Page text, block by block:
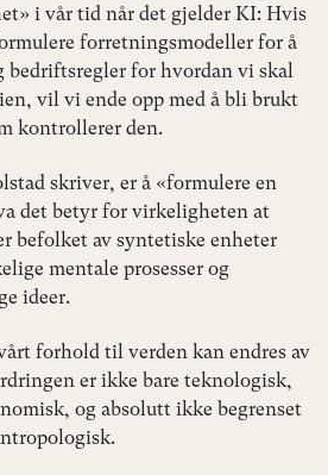
i vår tid når det gjelder KI: Hvis
forretningsmodeller for å
for hvordan vi skal
vil vi ende opp med å bli brukt
kontrollerer den.
skriver, er å «formulere en
det betyr for virkeligheten at
befolket av syntetiske enheter
mentale prosesser og
ideer.
forhold til verden kan endres av
er ikke bare teknologisk,
og absolutt ikke begrenset